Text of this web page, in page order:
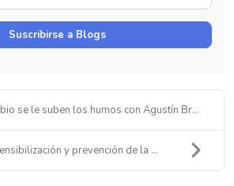
de
correo
electrónico
Suscribirse a Blogs
se le suben los humos con Agustín Br...
y prevención de la ...